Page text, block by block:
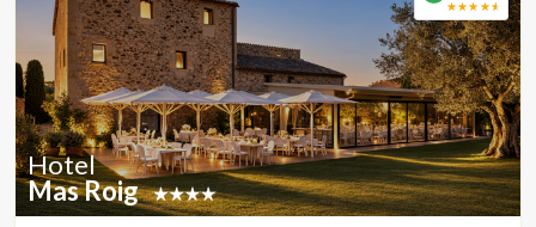
Hotel
Mas Roig